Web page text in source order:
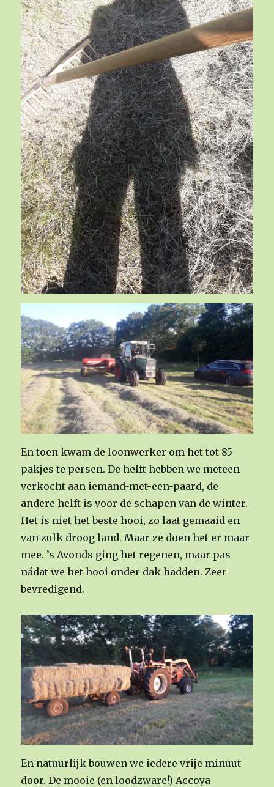
En toen kwam de loonwerker om het tot 85
pakjes te persen. De helft hebben we meteen
verkocht aan iemand-met-een-paard, de
andere helft is voor de schapen van de winter.
Het is niet het beste hooi, zo laat gemaaid en
van zulk droog land. Maar ze doen het er maar
mee. ’s Avonds ging het regenen, maar pas
nádat we het hooi onder dak hadden. Zeer
bevredigend.
En natuurlijk bouwen we iedere vrije minuut
door. De mooie (en loodzware!) Accoya